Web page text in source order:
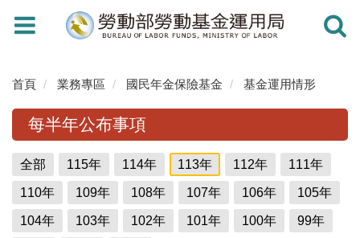
Toggle
navigation
Toggle
首頁 業務專區 國民年金保險基金 基金運用情形
每半年公布事項
全部 115年 114年 113年 112年 111年
110年 109年 108年 107年 106年 105年
104年 103年 102年 101年 100年 99年